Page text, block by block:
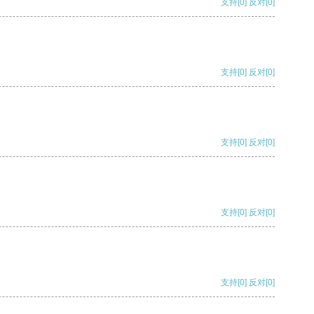
支持 [0] 反对 [0]
支持[0] 反对[0]
支持[0] 反对[0]
支持[0] 反对[0]
支持[0] 反对[0]